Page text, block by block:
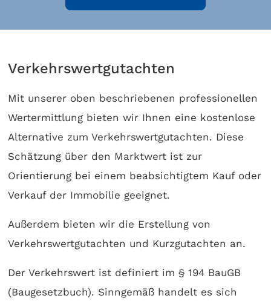
Verkehrswertgutachten
Mit unserer oben beschriebenen professionellen
Wertermittlung bieten wir Ihnen eine kostenlose
Alternative zum Verkehrswertgutachten. Diese
Schätzung über den Marktwert ist zur
Orientierung bei einem beabsichtigtem Kauf oder
Verkauf der Immobilie geeignet.
Außerdem bieten wir die Erstellung von
Verkehrswertgutachten und Kurzgutachten an.
Der Verkehrswert ist definiert im § 194 BauGB
(Baugesetzbuch). Sinngemäß handelt es sich